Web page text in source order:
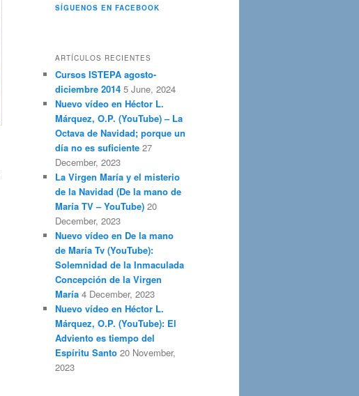
SÍGUENOS EN FACEBOOK
ARTÍCULOS RECIENTES
Cursos ISTEPA agosto-
diciembre 2014 5 June, 2024
Nuevo vídeo en Héctor L.
Márquez, O.P. (YouTube) – La
Octava de Navidad; porque un
día no es suficiente 27
December, 2023
La Virgen María y el misterio
de la Navidad (De la mano de
María TV – YouTube) 20
December, 2023
Nuevo vídeo en De la mano
de María Tv (YouTube):
Solemnidad de la Inmaculada
Concepción de la Virgen
María 4 December, 2023
Nuevo vídeo en Héctor L.
Márquez, O.P. (YouTube): El
Adviento es tiempo del
Espíritu Santo 20 November,
2023